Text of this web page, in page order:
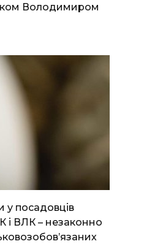
Володимиром
у посадовців
і ВЛК – незаконно